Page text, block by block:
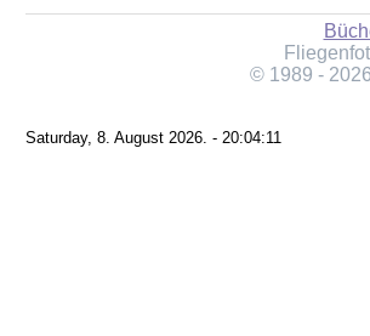
© 1989 -
Saturday, 8. August 2026. - 20:04:11